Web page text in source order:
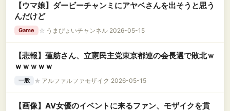
【ウマ娘】ダービーチャンミにアヤベさんを出そうと思う
んだけど
Game ☆ うまぴょいチャンネル 2026-05-15
【悲報】蓮舫さん、立憲民主党東京都連の会長選で敗北ｗ
ｗｗｗｗｗ
一般 ★ アルファルファモザイク 2026-05-15
【画像】AV女優のイベントに来るファン、モザイクを貫